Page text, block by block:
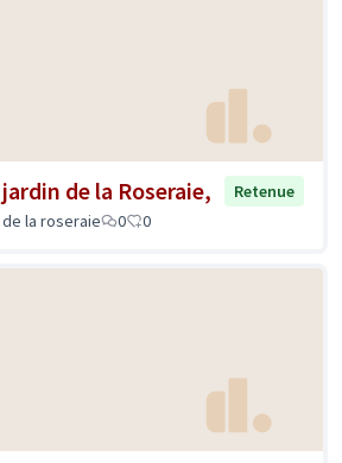
de la Roseraie,
Retenue
la roseraie
0 0